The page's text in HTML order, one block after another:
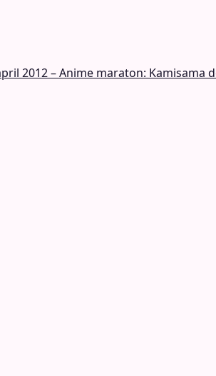
2012 – Anime maraton: Kamisama